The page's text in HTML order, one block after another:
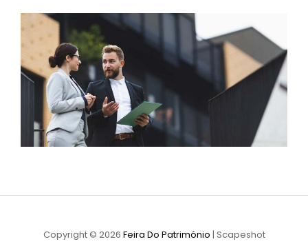
Copyright © 2026 Feira Do Património | Scapeshot